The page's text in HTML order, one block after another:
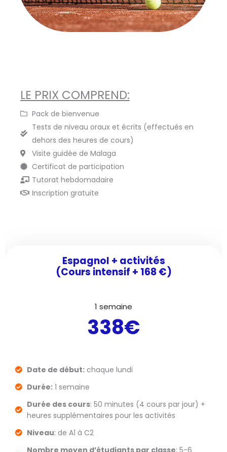
LE PRIX COMPREND:
Pack de bienvenue
Tests de niveau oraux et écrits (effectués en
dehors des heures de cours)
Visite guidée de Malaga
Certificat de participation
Tutorat hebdomadaire
Inscription gratuite
Espagnol + activités
(Cours intensif + 168 €)
1 semaine
338€
Date de début:chaque lundi
Durée:1 semaine
Durée des cours: 50 minutes (4 cours par jour) +
heures supplémentaires pour les activités
Niveau: de A1 à C2
Nombre moyen d’étudiants par classe: 5-6